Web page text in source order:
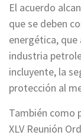
El acuerdo
que se deben
energética,
industria
incluyente, la
protección al
También como
XLV Reunión